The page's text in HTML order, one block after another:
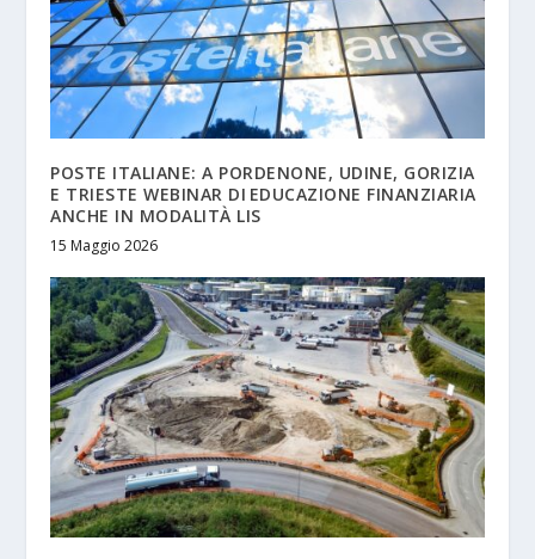
POSTE ITALIANE: A PORDENONE, UDINE, GORIZIA
E TRIESTE WEBINAR DI EDUCAZIONE FINANZIARIA
ANCHE IN MODALITÀ LIS
15 Maggio 2026